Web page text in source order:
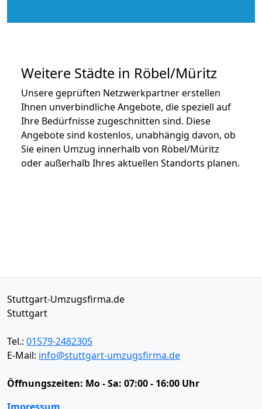
Weitere Städte in Röbel/Müritz
Unsere geprüften Netzwerkpartner erstellen
Ihnen unverbindliche Angebote, die speziell auf
Ihre Bedürfnisse zugeschnitten sind. Diese
Angebote sind kostenlos, unabhängig davon, ob
Sie einen Umzug innerhalb von Röbel/Müritz
oder außerhalb Ihres aktuellen Standorts planen.
Stuttgart-Umzugsfirma.de
Stuttgart
Tel.: 01579-2482305
E-Mail: info@stuttgart-umzugsfirma.de
Öffnungszeiten: Mo - Sa: 07:00 - 16:00 Uhr
Impressum